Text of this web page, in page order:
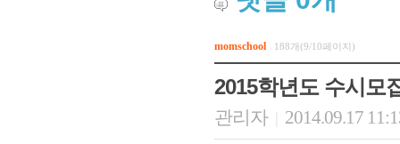
임원 현황
연혁·사업실적
모교 소
지부·지
momschool 188개(9/10페이지)
2015학년도 수시모
관리자 2014.09.17